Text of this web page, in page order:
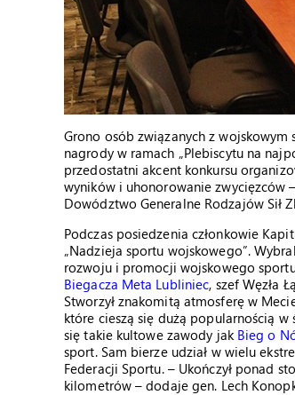
Grono osób związanych z
nagrody w ramach „Plebiscytu na
przedostatni akcent konkursu
wyników i uhonorowanie zwycięzców
Dowództwo Generalne Rodzajów Sił
Podczas posiedzenia członkowie
„Nadzieja sportu wojskowego”.
rozwoju i promocji wojskowego
Biegacza Meta Lubliniec, szef Węzła
Stworzył znakomitą atmosferę w
które cieszą się dużą popularnością
się takie kultowe zawody jak Bieg o
sport. Sam bierze udział w wielu
Federacji Sportu. – Ukończył ponad
kilometrów – dodaje gen. Lech